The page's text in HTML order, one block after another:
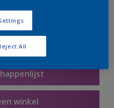
aan te vullen.
winkel
All